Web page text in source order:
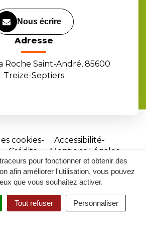
pour fonctionner et obtenir des
afin améliorer l'utilisation, vous pouvez
que vous souhaitez activer.
Tout refuser Personnaliser
RECHERCHER
ACCESSIBILITÉ
Nous écrire
Adresse
Roche Saint-André, 85600
Treize-Septiers
cookies
Accessibilité
Crédits
Mentions Légales
Site
réalisé
par
Inovagora